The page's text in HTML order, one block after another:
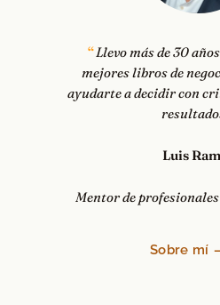
Llevo más de 30
mejores libros de
ayudarte a decidir con
Luis
Mentor de
Sobre mí